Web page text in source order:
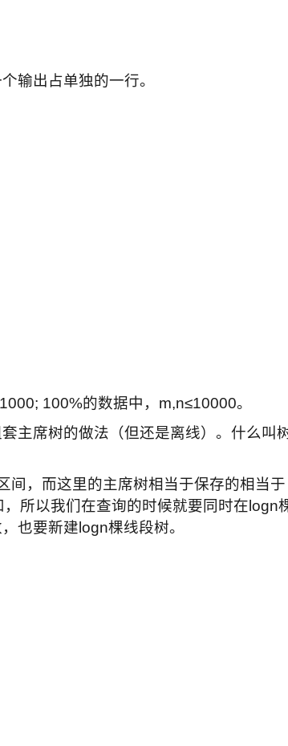
输出占单独的一行。
100%的数据中，m,n≤10000。
主席树的做法（但还是离线）。什么叫
间，而这里的主席树相当于保存的相当于
所以我们在查询的时候就要同时在logn
也要新建logn棵线段树。